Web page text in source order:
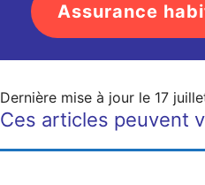
Assurance
Dernière mise à jour le 17
Ces articles peuvent